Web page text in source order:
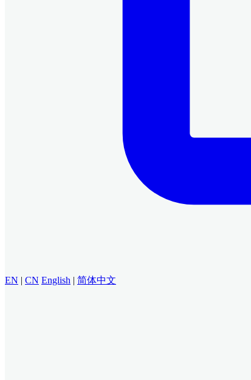
EN | CN English | 简体中文